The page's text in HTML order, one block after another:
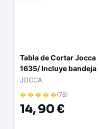
Tabla de Cortar Jocca
1635/ Incluye bandeja
JOCCA
� � � � �(78)
14,90 €